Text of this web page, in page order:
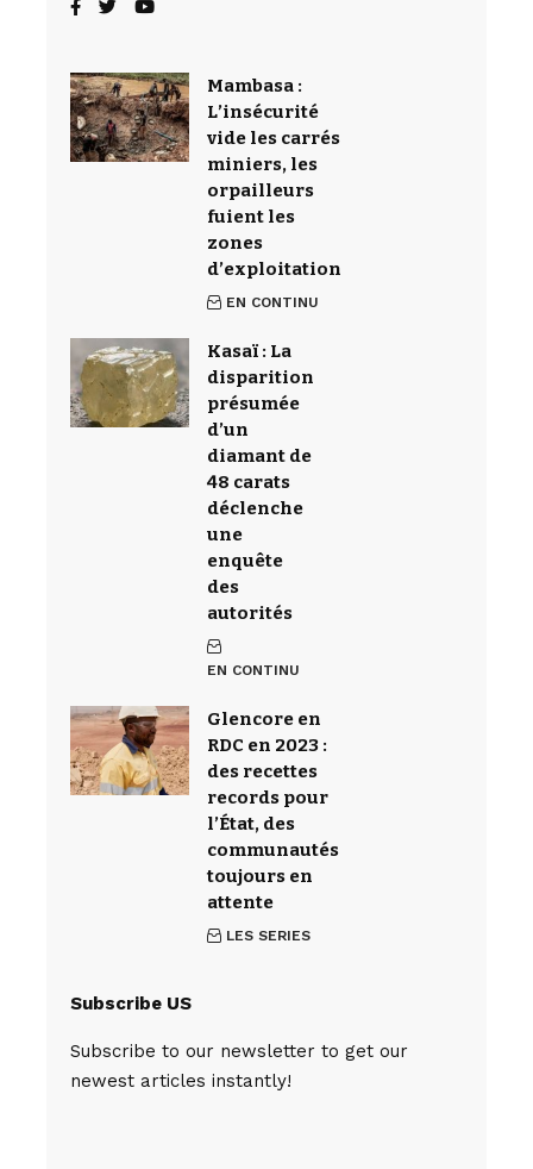
Mambasa :
L’insécurité
vide les carrés
miniers, les
orpailleurs
fuient les
zones
d’exploitation
EN CONTINU
Kasaï : La
disparition
présumée
d’un
diamant de
48 carats
déclenche
une
enquête
des
autorités
EN CONTINU
Glencore en
RDC en 2023 :
des recettes
records pour
l’État, des
communautés
toujours en
attente
LES SERIES
Subscribe US
Subscribe to our newsletter to get our
newest articles instantly!